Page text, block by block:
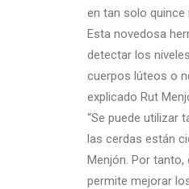
en tan solo quince
Esta novedosa
detectar los
cuerpos lúteos o
explicado Rut
“Se puede utilizar
las cerdas están
Menjón. Por
permite mejorar